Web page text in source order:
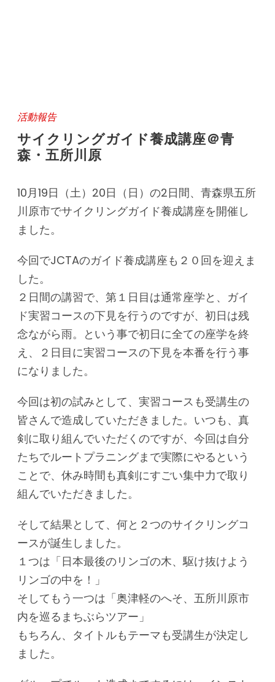
活動報告
サイクリングガイド養成講座＠青
森・五所川原
10月19日（土）20日（日）の2日間、青森県五所
川原市でサイクリングガイド養成講座を開催し
ました。
今回でJCTAのガイド養成講座も２０回を迎えま
した。
２日間の講習で、第１日目は通常座学と、ガイ
ド実習コースの下見を行うのですが、初日は残
念ながら雨。という事で初日に全ての座学を終
え、２日目に実習コースの下見を本番を行う事
になりました。
今回は初の試みとして、実習コースも受講生の
皆さんで造成していただきました。いつも、真
剣に取り組んでいただくのですが、今回は自分
たちでルートプラニングまで実際にやるという
ことで、休み時間も真剣にすごい集中力で取り
組んでいただきました。
そして結果として、何と２つのサイクリングコ
ースが誕生しました。
１つは「日本最後のリンゴの木、駆け抜けよう
リンゴの中を！」
そしてもう一つは「奥津軽のへそ、五所川原市
内を巡るまちぶらツアー」
もちろん、タイトルもテーマも受講生が決定し
ました。